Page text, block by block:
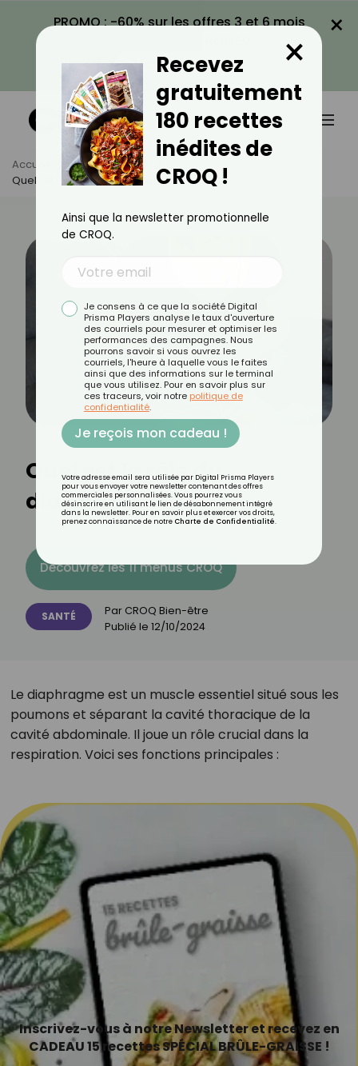
PROMO : -60% sur les offres 3 et 6 mois
VOIR LA PROMO
×
Accueil Actus
Santé
Quel Est Le Rôle Du Diaphragme ?
Quel est le rôle du
diaphragme ?
Découvrez les 11 menus CROQ
SANTÉ Par CROQ Bien-être
Publié le 12/10/2024
Le diaphragme est un muscle essentiel situé sous les
poumons et séparant la cavité thoracique de la
cavité abdominale. Il joue un rôle crucial dans la
respiration. Voici ses fonctions principales :
Inscrivez-vous à notre Newsletter et recevez en
CADEAU 15 recettes SPÉCIAL BRÛLE-GRAISSE !
Recevez
gratuitement
180 recettes
inédites de
CROQ !
×
Ainsi que la newsletter promotionnelle
de CROQ.
Je consens à ce que la société Digital
Prisma Players analyse le taux d'ouverture
des courriels pour mesurer et optimiser les
performances des campagnes. Nous
pourrons savoir si vous ouvrez les
courriels, l'heure à laquelle vous le faites
ainsi que des informations sur le terminal
que vous utilisez. Pour en savoir plus sur
ces traceurs, voir notre politique de
confidentialité.
Je reçois mon cadeau !
Votre adresse email sera utilisée par Digital Prisma Players
pour vous envoyer votre newsletter contenant des offres
commerciales personnalisées. Vous pourrez vous
désinscrire en utilisant le lien de désabonnement intégré
dans la newsletter. Pour en savoir plus et exercer vos droits,
prenez connaissance de notre Charte de Confidentialité.